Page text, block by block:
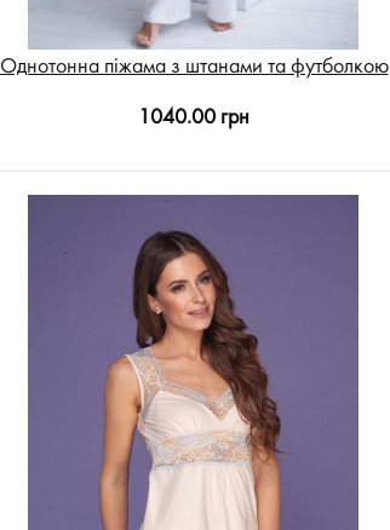
Однотонна піжама з штанами та футболкою
1040.00 грн